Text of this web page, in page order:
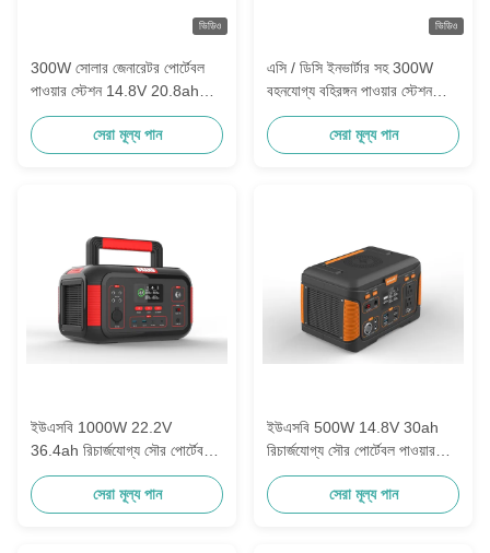
ভিডিও
300W সোলার জেনারেটর পোর্টেবল
পাওয়ার স্টেশন 14.8V 20.8ah
আউটডোর ক্যাম্পিং জন্য
সেরা মূল্য পান
ভিডিও
এসি / ডিসি ইনভার্টার সহ 300W
বহনযোগ্য বহিরঙ্গন পাওয়ার স্টেশন
জরুরী ক্যাম্পিং ব্যাটারি ব্যাংক
সেরা মূল্য পান
ইউএসবি 1000W 22.2V
36.4ah রিচার্জযোগ্য সৌর পোর্টেবল
পাওয়ার স্টেশন হোম আউটডোর
ক্যাম্পিং জন্যসেরা মূল্য পান
ইউএসবি 500W 14.8V 30ah
রিচার্জযোগ্য সৌর পোর্টেবল পাওয়ার
স্টেশন হোম আউটডোর ক্যাম্পিং জন্য
সেরা মূল্য পান